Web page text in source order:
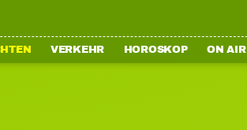
VERKEHR HOROSKOP ON AIR